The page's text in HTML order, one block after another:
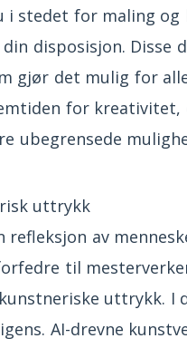
i stedet for maling
disposisjon. Disse
gjør det mulig for
for
ubegrensede
uttrykk
av
til
uttrykk. I
AI-drevne